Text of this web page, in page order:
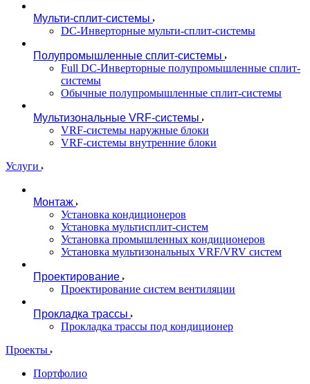
Мульти-сплит-системы
DC-Инверторные мульти-сплит-системы
Полупромышленные сплит-системы
Full DC-Инверторные полупромышленные сплит-
системы
Обычные полупромышленные сплит-системы
Мультизональные VRF-системы
VRF-системы наружные блоки
VRF-системы внутренние блоки
Услуги
Монтаж
Установка кондиционеров
Установка мультисплит-систем
Установка промышленных кондиционеров
Установка мультизональных VRF/VRV систем
Проектирование
Проектирование систем вентиляции
Прокладка трассы
Прокладка трассы под кондиционер
Проекты
Портфолио